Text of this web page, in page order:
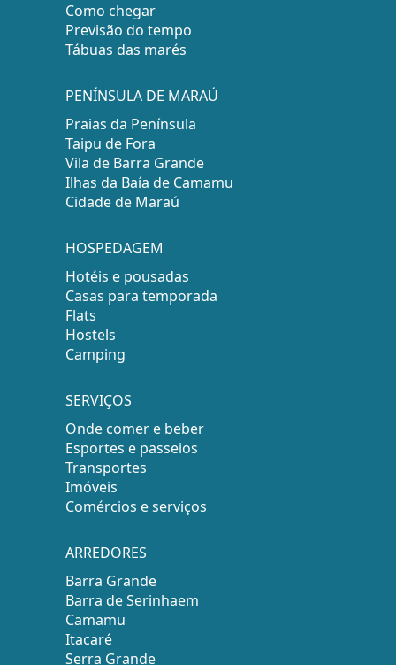
Como chegar
Previsão do tempo
Tábuas das marés
PENÍNSULA DE MARAÚ
Praias da Península
Taipu de Fora
Vila de Barra Grande
Ilhas da Baía de Camamu
Cidade de Maraú
HOSPEDAGEM
Hotéis e pousadas
Casas para temporada
Flats
Hostels
Camping
SERVIÇOS
Onde comer e beber
Esportes e passeios
Transportes
Imóveis
Comércios e serviços
ARREDORES
Barra Grande
Barra de Serinhaem
Camamu
Itacaré
Serra Grande